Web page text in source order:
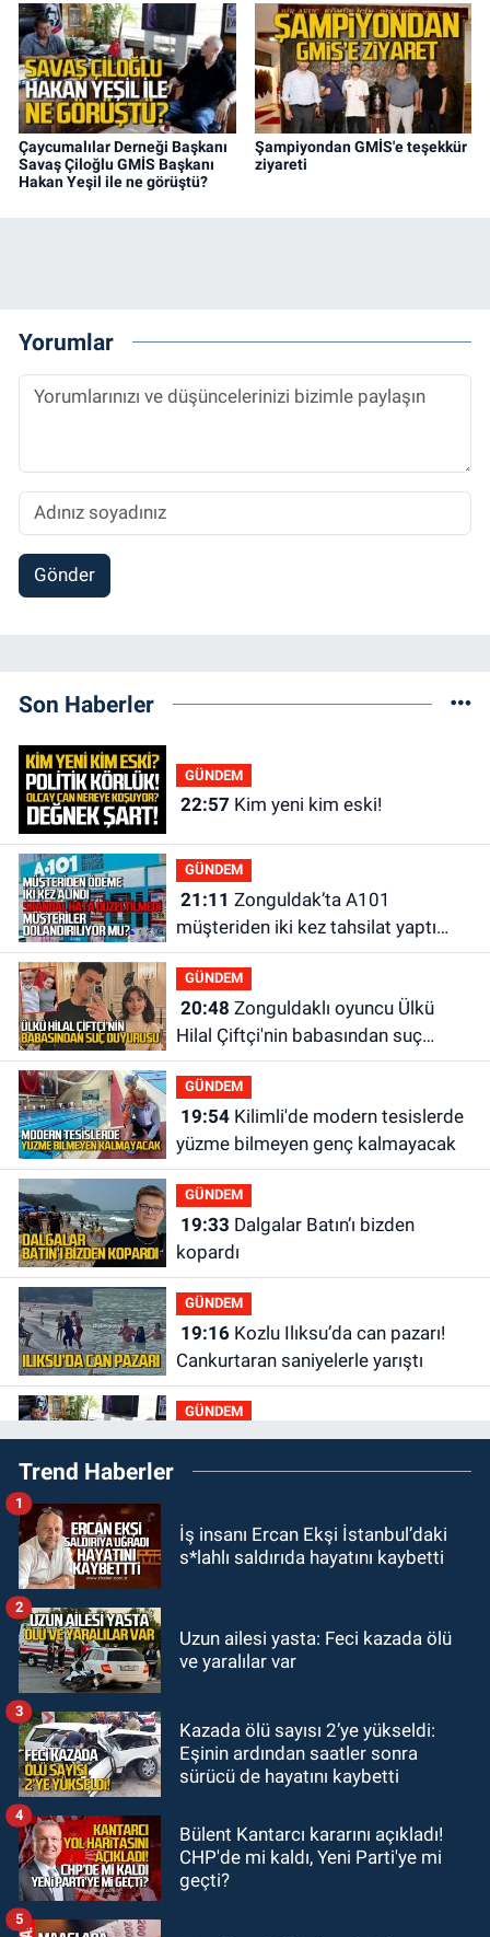
Çaycumalılar Derneği Başkanı
Savaş Çiloğlu GMİS Başkanı
Hakan Yeşil ile ne görüştü?
Şampiyondan GMİS'e teşekkür
ziyareti
Yorumlar
Gönder
Son Haberler
GÜNDEM
22:57 Kim yeni kim eski!
GÜNDEM
21:11
müşteriden iki kez tahsilat yaptı
geri ödemiyor!
GÜNDEM
20:48
Hilal Çiftçi'nin babasından suç
duyurusu
GÜNDEM
19:54Kilimli'de modern tesislerde
yüzme bilmeyen genç kalmayacak
GÜNDEM
19:33
kopardı
GÜNDEM
19:16Kozlu Ilıksu’da can pazarı!
Cankurtaran saniyelerle yarıştı
GÜNDEM
19:01Çaycumalılar Derneği
Başkanı Savaş Çiloğlu GMİS
17:45Kozlu Belediyespor, Tezcan
Gökmen'i kadrosuna kattı
17:39Şampiyondan GMİS'e
Zonguldak
13:39
görevinden ayrıldı.
Trend Haberler
İş insanı Ercan Ekşi İstanbul’daki
s*lahlı saldırıda hayatını kaybetti
1
Uzun ailesi yasta: Feci kazada ölü
ve yaralılar var
2
Kazada ölü sayısı 2’ye yükseldi:
Eşinin ardından saatler sonra
sürücü de hayatını kaybetti
3
Bülent Kantarcı kararını açıkladı!
CHP'de mi kaldı, Yeni Parti'ye mi
geçti?
4
5